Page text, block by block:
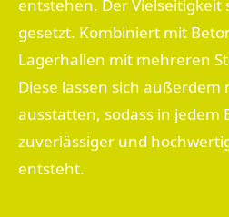
entstehen. Der Vielseitigkeit
gesetzt. Kombiniert mit
Lagerhallen mit mehreren
Diese lassen sich außerdem
ausstatten, sodass in jedem
zuverlässiger und
entsteht.